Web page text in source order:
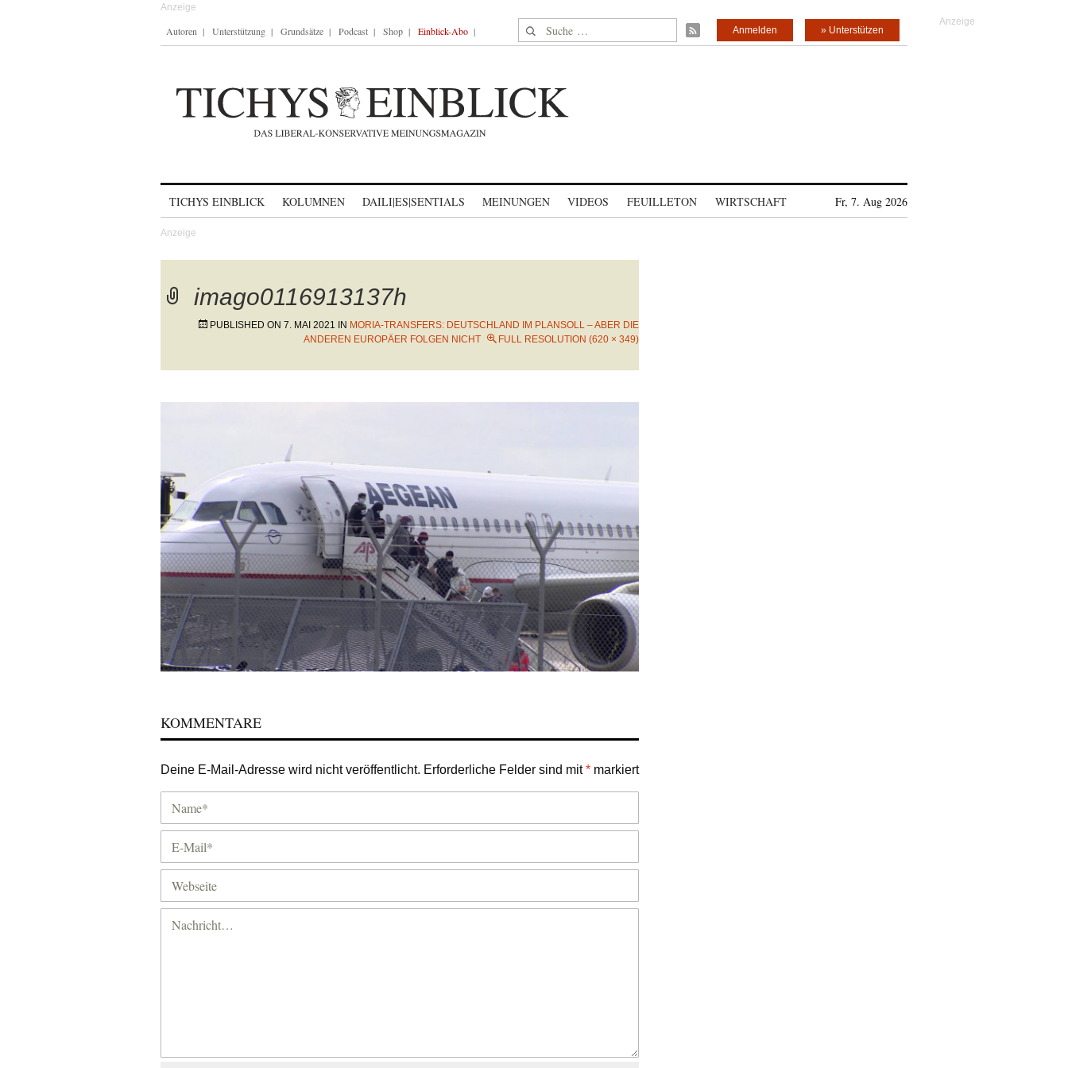
Autoren Unterstützung Grundsätze Podcast Shop Einblick-Abo Suche nach: » Unterstützen
Anmelden
TICHYS EINBLICK KOLUMNEN DAILI|ES|SENTIALS MEINUNGEN VIDEOS FEUILLETON WIRTSCHAFT Fr, 7. Aug 2026
imago0116913137h
PUBLISHED ON 7. MAI 2021 IN MORIA-TRANSFERS: DEUTSCHLAND IM PLANSOLL – ABER DIE
ANDEREN EUROPÄER FOLGEN NICHT
FULL RESOLUTION (620 × 349)
KOMMENTARE
Deine E-Mail-Adresse wird nicht veröffentlicht. Erforderliche Felder sind mit* markiert